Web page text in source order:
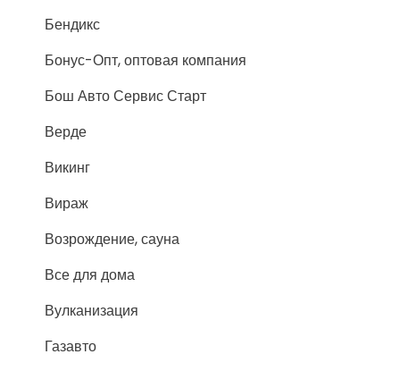
Бендикс
Бонус-Опт, оптовая компания
Бош Авто Сервис Старт
Верде
Викинг
Вираж
Возрождение, сауна
Все для дома
Вулканизация
Газавто